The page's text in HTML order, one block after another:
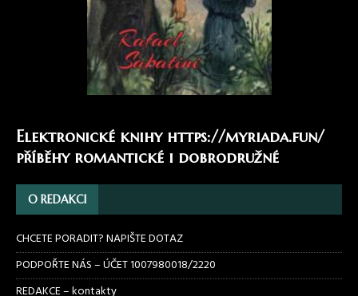
Elektronické knihy https://myriada.fun/
příběhy romantické i dobrodružné
O REDAKCI
CHCETE PORADIT? NAPIŠTE DOTAZ
PODPOŘTE NÁS – ÚČET 1007980018/2220
REDAKCE – kontakty